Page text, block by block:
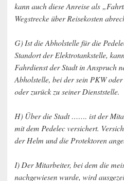
kann auch diese Anreise als
Wegstrecke über Reisekosten
G) Ist die Abholstelle für die
Standort der Elektrotankstelle,
Fahrdienst der Stadt in Anspruch
Abholstelle, bei der sein PKW
oder zurück zu seiner Dienststelle.
H) Über die Stadt ……. ist der
mit dem Pedelec versichert.
der Helm und die Protektoren
I) Der Mitarbeiter, bei dem die
nachgewiesen wurde, wird